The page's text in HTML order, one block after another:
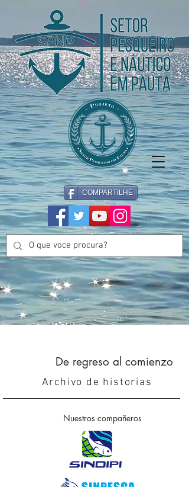
COMPARTILHE
De regreso al comienzo
Archivo de historias
Nuestros compañeros